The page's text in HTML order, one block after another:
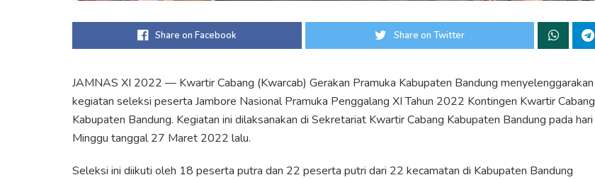
Share on Facebook Share on Twitter
JAMNAS XI 2022 — Kwartir Cabang (Kwarcab) Gerakan Pramuka Kabupaten Bandung menyelenggarakan
kegiatan seleksi peserta Jambore Nasional Pramuka Penggalang XI Tahun 2022 Kontingen Kwartir Cabang
Kabupaten Bandung. Kegiatan ini dilaksanakan di Sekretariat Kwartir Cabang Kabupaten Bandung pada hari
Minggu tanggal 27 Maret 2022 lalu.
Seleksi ini diikuti oleh 18 peserta putra dan 22 peserta putri dari 22 kecamatan di Kabupaten Bandung